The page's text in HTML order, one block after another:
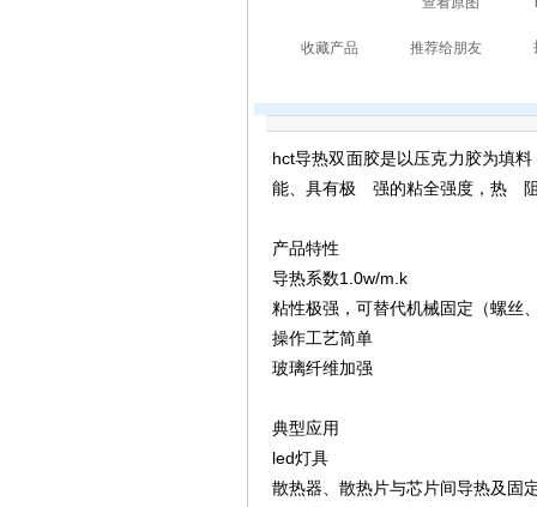
hct导热双面胶是以压克力胶为填
能、具有极 强的粘全强度，热
产品特性
导热系数1.0w/m.k
粘性极强，可替代机械固定（螺丝
操作工艺简单
玻璃纤维加强
典型应用
led灯具
散热器、散热片与芯片间导热及固